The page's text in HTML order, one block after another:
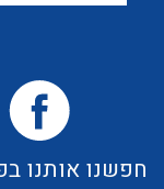
חפשנו אותנו